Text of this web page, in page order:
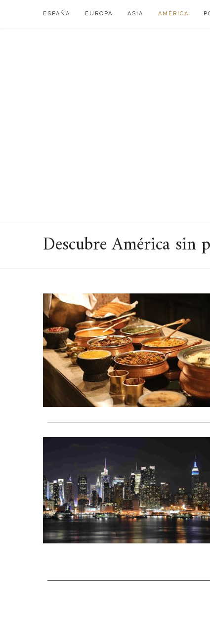
ESPAÑA EUROPA ASIA AMÉRICA
Descubre América sin